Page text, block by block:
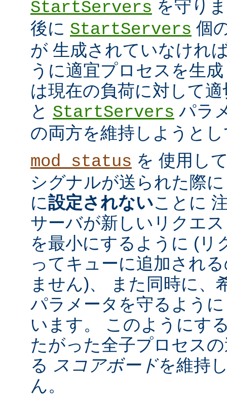
StartServers を守り
後に StartServers 個
が 生成されていなけれ
うに適宜プロセスを生
は現在の負荷に対して
と StartServers パラ
の両方を維持しようと
mod_status を 使用し
シグナルが送られた際
に設定されないことに
サーバが新しいリクエ
を最小にするように (リ
ってキューに追加され
ません)、 また同時に、
パラメータを守るよう
います。 このようにす
たがった全子プロセス
る スコアボードを維持
ん。